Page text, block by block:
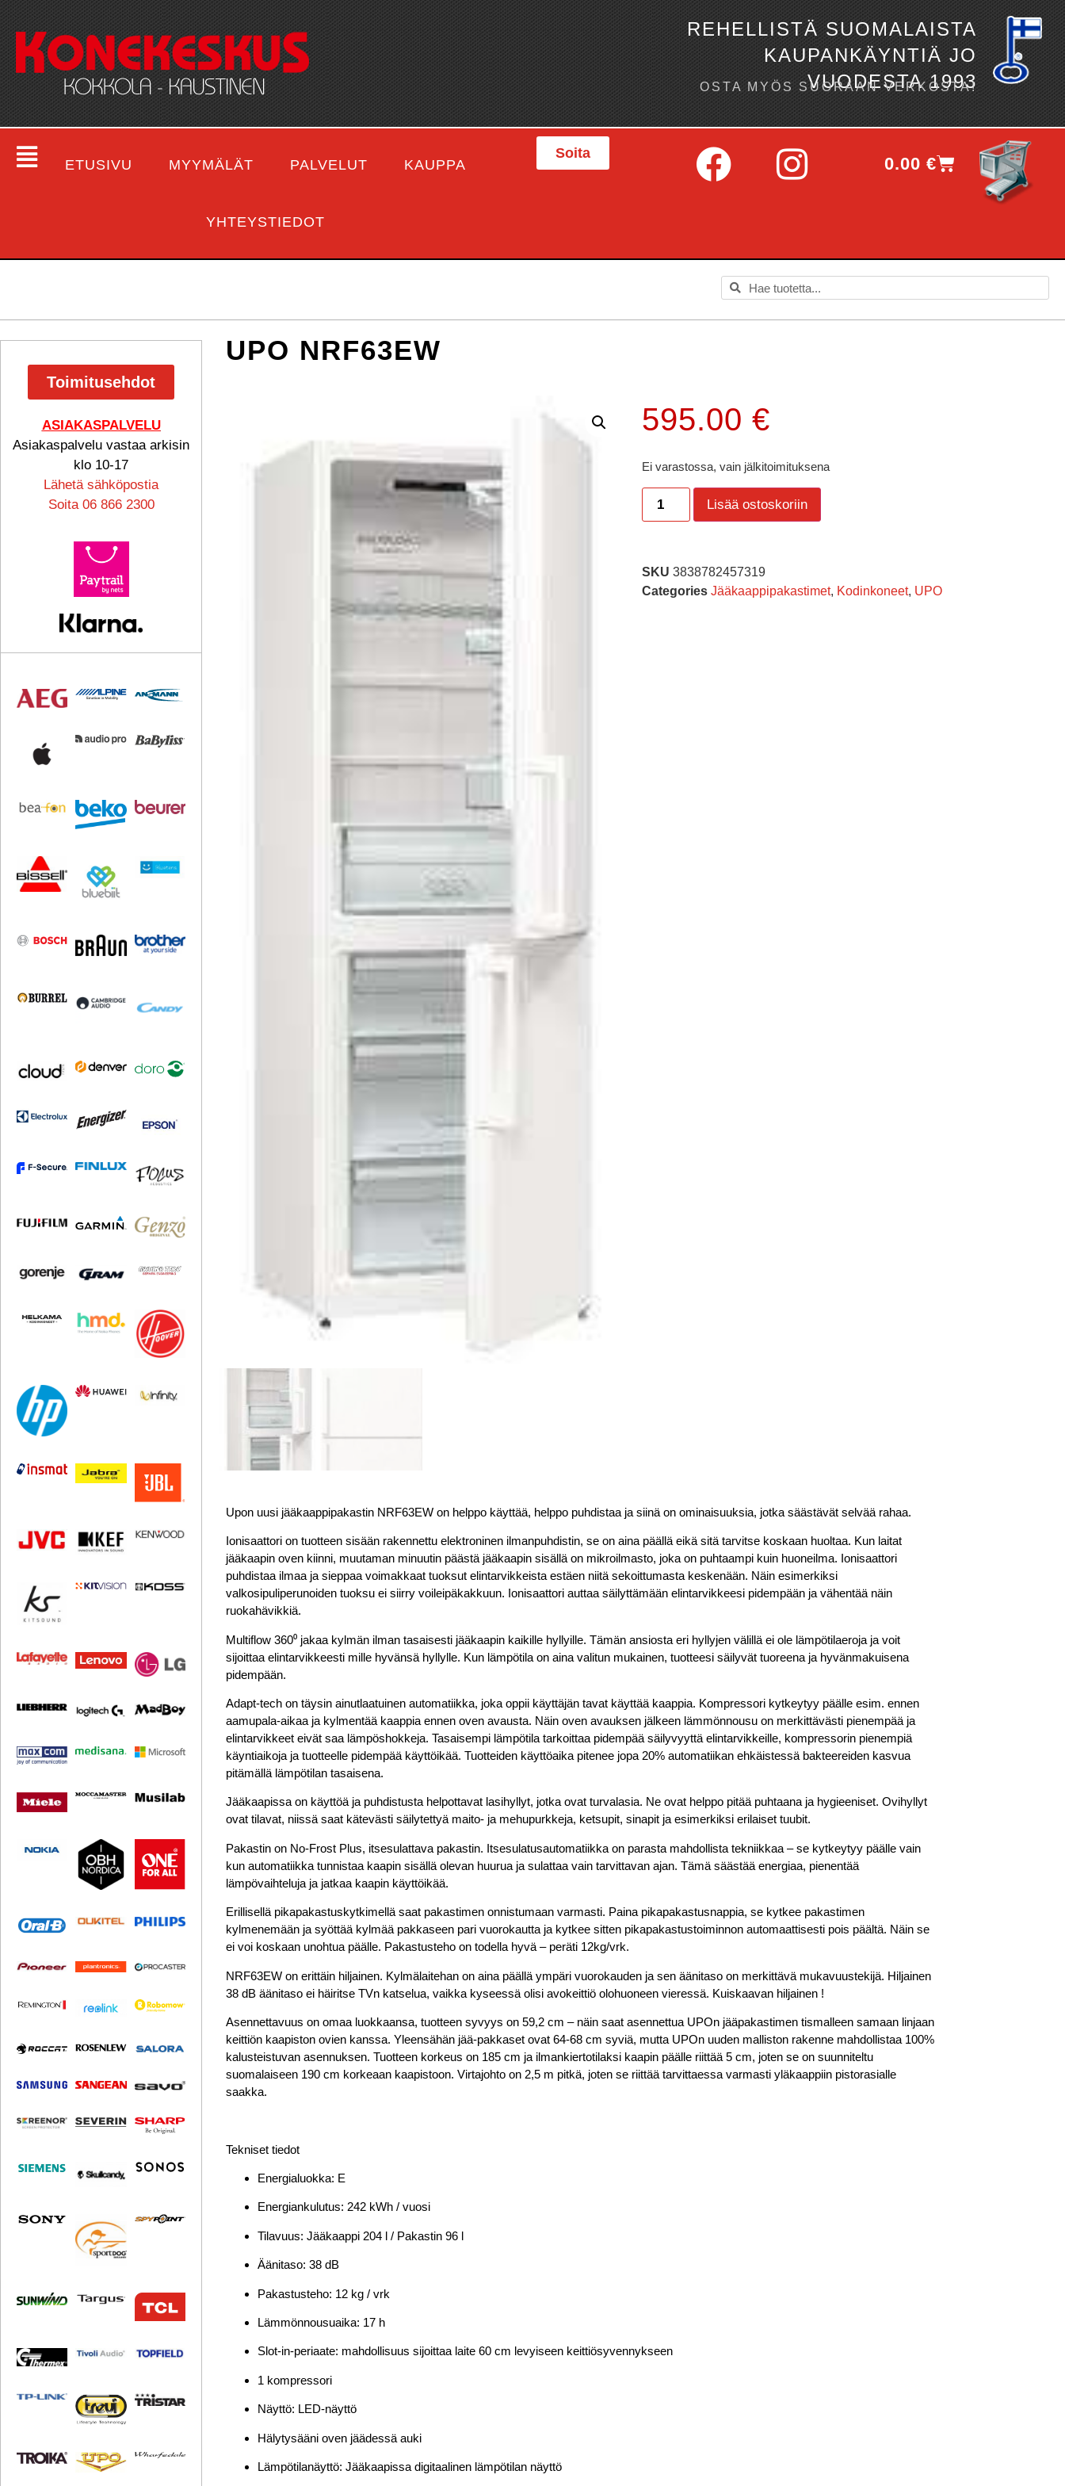
REHELLISTÄ SUOMALAISTA
KAUPANKÄYNTIÄ JO
VUODESTA 1993
OSTA MYÖS SUORAAN VERKOSTA!
ETUSIVU MYYMÄLÄT PALVELUT KAUPPA
YHTEYSTIEDOT
Soita
0.00€
Toimitusehdot
ASIAKASPALVELU
Asiakaspalvelu vastaa arkisin
klo 10-17
Lähetä sähköpostia
Soita 06 866 2300
UPO NRF63EW
595.00 €
Ei varastossa, vain jälkitoimituksena
Lisää ostoskoriin
SKU 3838782457319
Categories Jääkaappipakastimet, Kodinkoneet, UPO
Upon uusi jääkaappipakastin NRF63EW on helppo käyttää, helppo puhdistaa ja siinä on ominaisuuksia, jotka säästävät selvää rahaa.
Ionisaattori on tuotteen sisään rakennettu elektroninen ilmanpuhdistin, se on aina päällä eikä sitä tarvitse koskaan huoltaa. Kun laitat
jääkaapin oven kiinni, muutaman minuutin päästä jääkaapin sisällä on mikroilmasto, joka on puhtaampi kuin huoneilma. Ionisaattori
puhdistaa ilmaa ja sieppaa voimakkaat tuoksut elintarvikkeista estäen niitä sekoittumasta keskenään. Näin esimerkiksi
valkosipuliperunoiden tuoksu ei siirry voileipäkakkuun. Ionisaattori auttaa säilyttämään elintarvikkeesi pidempään ja vähentää näin
ruokahävikkiä.
Multiflow 360⁰ jakaa kylmän ilman tasaisesti jääkaapin kaikille hyllyille. Tämän ansiosta eri hyllyjen välillä ei ole lämpötilaeroja ja voit
sijoittaa elintarvikkeesti mille hyvänsä hyllylle. Kun lämpötila on aina valitun mukainen, tuotteesi säilyvät tuoreena ja hyvänmakuisena
pidempään.
Adapt-tech on täysin ainutlaatuinen automatiikka, joka oppii käyttäjän tavat käyttää kaappia. Kompressori kytkeytyy päälle esim. ennen
aamupala-aikaa ja kylmentää kaappia ennen oven avausta. Näin oven avauksen jälkeen lämmönnousu on merkittävästi pienempää ja
elintarvikkeet eivät saa lämpöshokkeja. Tasaisempi lämpötila tarkoittaa pidempää säilyvyyttä elintarvikkeille, kompressorin pienempiä
käyntiaikoja ja tuotteelle pidempää käyttöikää. Tuotteiden käyttöaika pitenee jopa 20% automatiikan ehkäistessä bakteereiden kasvua
pitämällä lämpötilan tasaisena.
Jääkaapissa on käyttöä ja puhdistusta helpottavat lasihyllyt, jotka ovat turvalasia. Ne ovat helppo pitää puhtaana ja hygieeniset. Ovihyllyt
ovat tilavat, niissä saat kätevästi säilytettyä maito- ja mehupurkkeja, ketsupit, sinapit ja esimerkiksi erilaiset tuubit.
Pakastin on No-Frost Plus, itsesulattava pakastin. Itsesulatusautomatiikka on parasta mahdollista tekniikkaa – se kytkeytyy päälle vain
kun automatiikka tunnistaa kaapin sisällä olevan huurua ja sulattaa vain tarvittavan ajan. Tämä säästää energiaa, pienentää
lämpövaihteluja ja jatkaa kaapin käyttöikää.
Erillisellä pikapakastuskytkimellä saat pakastimen onnistumaan varmasti. Paina pikapakastusnappia, se kytkee pakastimen
kylmenemään ja syöttää kylmää pakkaseen pari vuorokautta ja kytkee sitten pikapakastustoiminnon automaattisesti pois päältä. Näin se
ei voi koskaan unohtua päälle. Pakastusteho on todella hyvä – peräti 12kg/vrk.
NRF63EW on erittäin hiljainen. Kylmälaitehan on aina päällä ympäri vuorokauden ja sen äänitaso on merkittävä mukavuustekijä. Hiljainen
38 dB äänitaso ei häiritse TVn katselua, vaikka kyseessä olisi avokeittiö olohuoneen vieressä. Kuiskaavan hiljainen !
Asennettavuus on omaa luokkaansa, tuotteen syvyys on 59,2 cm – näin saat asennettua UPOn jääpakastimen tismalleen samaan linjaan
keittiön kaapiston ovien kanssa. Yleensähän jää-pakkaset ovat 64-68 cm syviä, mutta UPOn uuden malliston rakenne mahdollistaa 100%
kalusteistuvan asennuksen. Tuotteen korkeus on 185 cm ja ilmankiertotilaksi kaapin päälle riittää 5 cm, joten se on suunniteltu
suomalaiseen 190 cm korkeaan kaapistoon. Virtajohto on 2,5 m pitkä, joten se riittää tarvittaessa varmasti yläkaappiin pistorasialle
saakka.
Tekniset tiedot
Energialuokka: E
Energiankulutus: 242 kWh / vuosi
Tilavuus: Jääkaappi 204 l / Pakastin 96 l
Äänitaso: 38 dB
Pakastusteho: 12 kg / vrk
Lämmönnousuaika: 17 h
Slot-in-periaate: mahdollisuus sijoittaa laite 60 cm levyiseen keittiösyvennykseen
1 kompressori
Näyttö: LED-näyttö
Hälytysääni oven jäädessä auki
Lämpötilanäyttö: Jääkaapissa digitaalinen lämpötilan näyttö